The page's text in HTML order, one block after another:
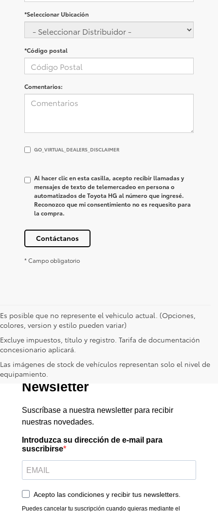
*Seleccionar Ubicación
*Código postal
Comentarios:
GO_VIRTUAL_DEALERS_DISCLAIMER
GO_VIRTUAL_DEALERS_DISCLAIMER
Al hacer clic en esta casilla, acepto recibir llamadas y
mensajes de texto de telemercadeo en persona o
automatizados de Toyota HG al número que ingresé.
Reconozco que mi consentimiento no es requesito para
la compra.
Contáctanos
* Campo obligatorio
Es posible que no represente el vehiculo actual. (Opciones,
colores, version y estilo pueden variar)
Excluye impuestos, título y registro. Tarifa de documentación
concesionario aplicará.
Las imágenes de stock de vehículos representan solo el nivel de
equipamiento.